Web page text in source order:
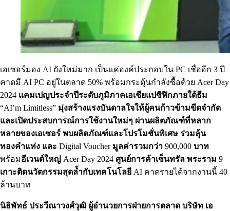
เอเซอร์มอง AI ยังใหม่มาก เป็นแค่องค์ประกอบใน PC เชื่ออีก 3 ปี
คาดมี AI PC อยู่ในตลาด 50% พร้อมกระตุ้นกำลังซื้อด้วย Acer Day
2024 แคมเปญประจำปีระดับภูมิภาคเอเชียแปซิฟิกภายใต้ธีม
“AI’m Limitless” มุ่งสร้างแรงบันดาลใจให้ผู้คนก้าวข้ามขีดจำกัด
และเปิดประสบการณ์การใช้งานใหม่ๆ ผ่านผลิตภัณฑ์ที่หลาก
หลายของเอเซอร์ พบผลิตภัณฑ์และโปรโมชั่นพิเศษ ร่วมลุ้น
ทองคำแท่ง และ Digital Voucherมูลค่ารวมกว่า 900,000 บาท
พร้อมอีเวนต์ใหญ่ Acer Day 2024 ศูนย์การค้าเซ็นทรัล พระราม 9
เกาะติดนวัตกรรมสุดล้ำกับเทคโนโลยี AI คาดรายได้จากงานนี้ 40
ล้านบาท
นิธิพัทธ์ ประวีณาวงศ์วุฒิ ผู้อำนวยการฝ่ายการตลาด บริษัท เอ